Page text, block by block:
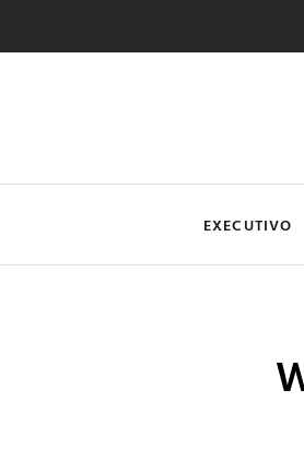
EXECUTIVO